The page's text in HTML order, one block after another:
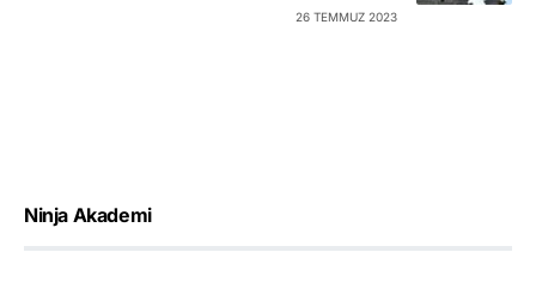
26 TEMMUZ 2023
Ninja Akademi